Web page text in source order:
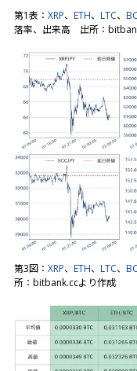
第1表： XRP、 ETH、 LTC、
落率、出来高 出所：
第3図： XRP、 ETH、 LTC、
所：bitbank.ccより作成